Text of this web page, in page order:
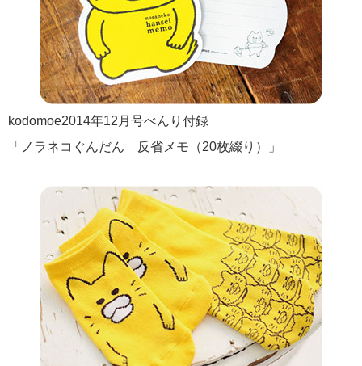
kodomoe2014年12月号べんり付録
「ノラネコぐんだん 反省メモ（20枚綴り）」